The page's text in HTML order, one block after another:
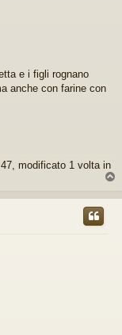
e i figli rognano
anche con farine con
modificato 1 volta in
p